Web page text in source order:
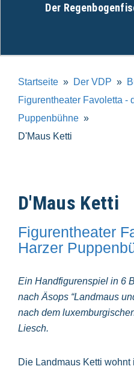
Der
Startseite Der VDP
Figurentheater Favoletta -
Puppenbühne
D'Maus Ketti
D'Maus Ketti
Figurentheater
Harzer
Ein Handfigurenspiel in 6
nach Äsops “Landmaus
nach dem
Liesch.
Die Landmaus Ketti